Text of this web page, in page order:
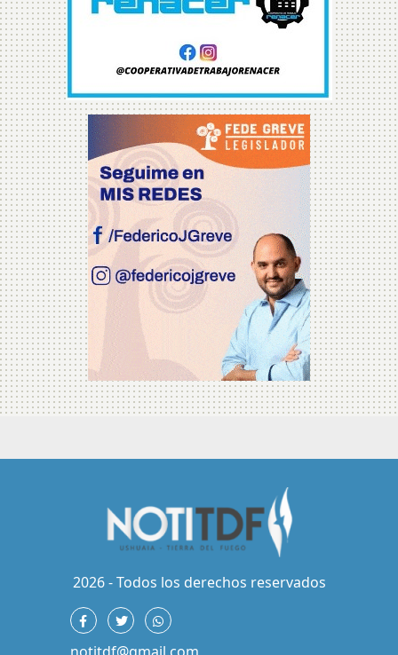
2026 - Todos los derechos reservados